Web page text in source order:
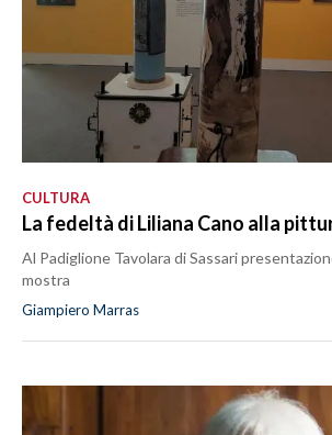
CULTURA
La fedeltà di Liliana Cano alla
Al Padiglione Tavolara di Sassari
mostra
Giampiero Marras